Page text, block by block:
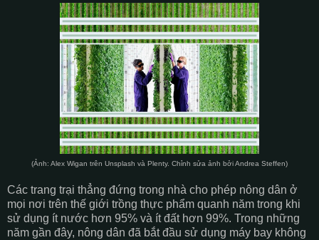
(Ảnh: Alex Wigan trên Unsplash và Plenty. Chỉnh sửa ảnh bởi Andrea Steffen)
Các trang trại thẳng đứng trong nhà cho phép nông dân ở
mọi nơi trên thế giới trồng thực phẩm quanh năm trong khi
sử dụng ít nước hơn 95% và ít đất hơn 99%. Trong những
năm gần đây, nông dân đã bắt đầu sử dụng máy bay không